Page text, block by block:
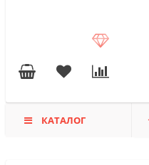
КАТАЛОГ